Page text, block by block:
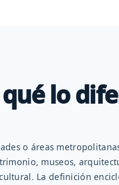
lo
o áreas
museos,
La definición